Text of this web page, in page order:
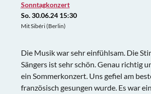
Sonntagkonzert
So. 30.06.24 15:30
Mit Sibéri (Berlin)
Die Musik war sehr einfühlsam. Die
Sängers ist sehr schön. Genau richtig
ein Sommerkonzert. Uns gefiel am
französisch gesungen wurde. Es war